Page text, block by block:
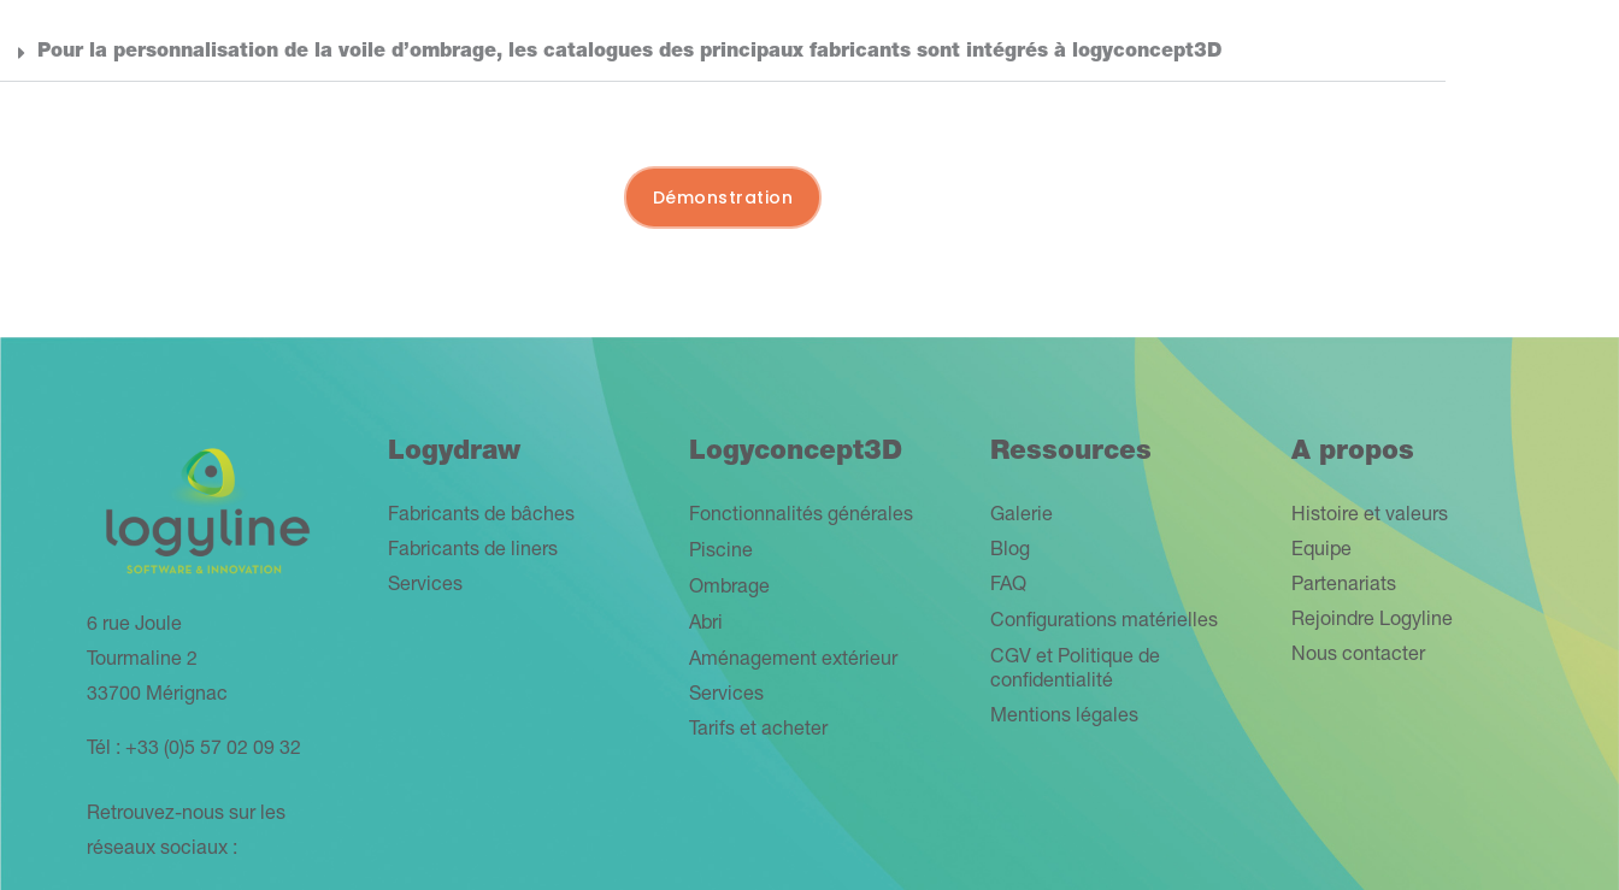
Pour la personnalisation de la voile d’ombrage, les catalogues des principaux fabricants sont intégrés à logyconcept3D
Démonstration
6 rue Joule
Tourmaline 2
33700 Mérignac
Tél : +33 (0)5 57 02 09 32
Retrouvez-nous sur les
réseaux sociaux :
Logydraw
Fabricants de bâches
Fabricants de liners
Services
Logyconcept3D
Fonctionnalités générales
Piscine
Ombrage
Abri
Aménagement extérieur
Services
Tarifs et acheter
Ressources
Galerie
Blog
FAQ
Configurations matérielles
CGV et Politique de
confidentialité
Mentions légales
A propos
Histoire et valeurs
Equipe
Partenariats
Rejoindre Logyline
Nous contacter